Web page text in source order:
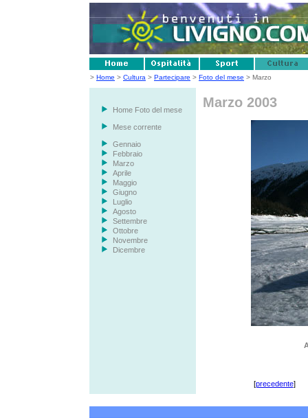
> Home > Cultura > Partecipare > Foto del mese > Marzo
Home Foto del mese
Mese corrente
Gennaio
Febbraio
Marzo
Aprile
Maggio
Giugno
Luglio
Agosto
Settembre
Ottobre
Novembre
Dicembre
Marzo 2003
[precedente]